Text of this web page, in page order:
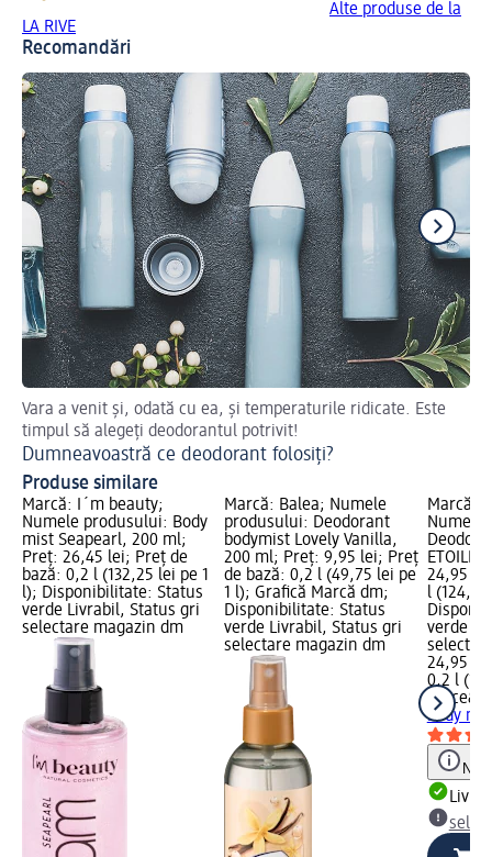
Alte produse de la
LA RIVE
Recomandări
Vara a venit și, odată cu ea, și temperaturile ridicate. Este
timpul să alegeți deodorantul potrivit!
Dumneavoastră ce deodorant folosiți?
Produse similare
Marcă: I´m beauty;
Numele produsului: Body
mist Seapearl, 200 ml;
Preț: 26,45 lei; Preț de
bază: 0,2 l (132,25 lei pe 1
l); Disponibilitate: Status
verde Livrabil, Status gri
selectare magazin dm
Marcă: Balea; Numele
produsului: Deodorant
bodymist Lovely Vanilla,
200 ml; Preț: 9,95 lei; Preț
de bază: 0,2 l (49,75 lei pe
1 l); Grafică Marcă dm;
Disponibilitate: Status
verde Livrabil, Status gri
selectare magazin dm
Marcă:
Numele
24,95
l
verde
24,95 lei
0,2 l
body
Notă